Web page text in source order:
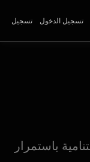
تسجيل الدخول تسجيل
باستمرار